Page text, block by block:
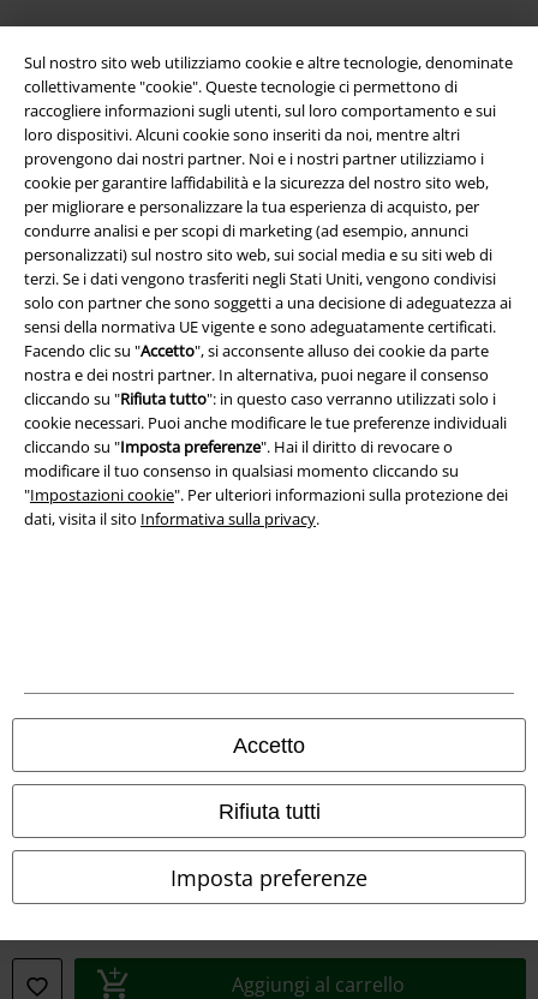
Sul nostro sito web utilizziamo cookie e altre tecnologie, denominate
collettivamente "cookie". Queste tecnologie ci permettono di
raccogliere informazioni sugli utenti, sul loro comportamento e sui
loro dispositivi. Alcuni cookie sono inseriti da noi, mentre altri
provengono dai nostri partner. Noi e i nostri partner utilizziamo i
cookie per garantire laffidabilità e la sicurezza del nostro sito web,
per migliorare e personalizzare la tua esperienza di acquisto, per
condurre analisi e per scopi di marketing (ad esempio, annunci
personalizzati) sul nostro sito web, sui social media e su siti web di
terzi. Se i dati vengono trasferiti negli Stati Uniti, vengono condivisi
solo con partner che sono soggetti a una decisione di adeguatezza ai
sensi della normativa UE vigente e sono adeguatamente certificati.
Facendo clic su "Accetto", si acconsente alluso dei cookie da parte
nostra e dei nostri partner. In alternativa, puoi negare il consenso
cliccando su "Rifiuta tutto": in questo caso verranno utilizzati solo i
cookie necessari. Puoi anche modificare le tue preferenze individuali
cliccando su "Imposta preferenze". Hai il diritto di revocare o
modificare il tuo consenso in qualsiasi momento cliccando su
"Impostazioni cookie". Per ulteriori informazioni sulla protezione dei
dati, visita il sito Informativa sulla privacy.
Accetto
Rifiuta tutti
Imposta preferenze
Aggiungi al carrello
Info legali
Termini & Condizioni
Redazione
Legge sulla Privacy
Smaltimento rifiuti e protezione dell’ambiente
Dichiarazione di Conformità
Gli altri shop EMP nel mondo
EMP France